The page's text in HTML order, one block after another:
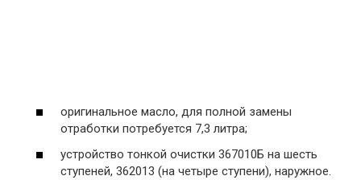
оригинальное масло, для полной замены
отработки потребуется 7,3 литра;
устройство тонкой очистки 367010Б на шесть
ступеней, 362013 (на четыре ступени), наружное.